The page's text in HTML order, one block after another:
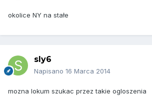
okolice NY na stałe
sly6
Napisano 16 Marca 2014
mozna lokum szukac przez takie ogloszenia